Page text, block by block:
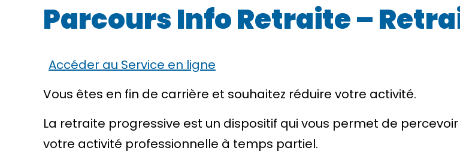
Parcours Info Retraite –
Accéder au Service en ligne
Vous êtes en fin de carrière et souhaitez réduire votre activité.
La retraite progressive est un dispositif qui vous permet de
votre activité professionnelle à temps partiel.